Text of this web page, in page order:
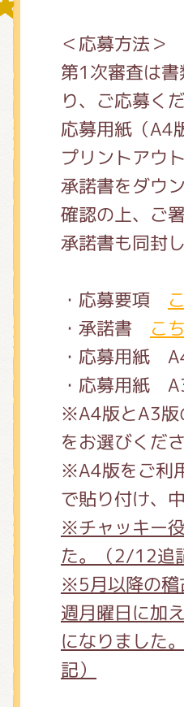
＜応募方法＞
第1次審査は
り、ご応募く
応募用紙（A4
プリントアウ
承諾書をダウ
確認の上、ご
承諾書も同封
・応募要項
・承諾書 こ
・応募用紙
・応募用紙
※A4版とA3版
をお選びくださ
※A4版をご利
で貼り付け、
※チャッキー
た。（2/12追
※5月以降の稽
週月曜日に加
になりました
記）
チア ジャッ
くまのがっ
くまのがっ